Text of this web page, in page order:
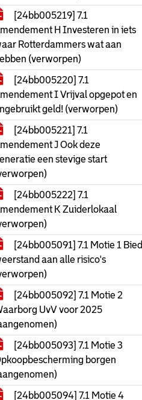
[24bb005219] 7.1
H Investeren in iets
Rotterdammers wat aan
(verworpen)
[24bb005220] 7.1
I Vrijval opgepot en
geld! (verworpen)
[24bb005221] 7.1
J Ook deze
een stevige start
[24bb005222] 7.1
K Zuiderlokaal
[24bb005091] 7.1 Motie 1 Bied
aan alle risico's
[24bb005092] 7.1 Motie 2
UvV voor 2025
[24bb005093] 7.1 Motie 3
borgen
[24bb005094] 7.1 Motie 4